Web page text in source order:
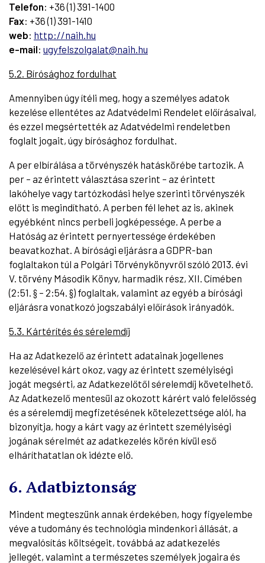
Telefon: +36 (1) 391-1400
Fax: +36 (1) 391-1410
web: http://naih.hu
e-mail: ugyfelszolgalat@naih.hu
5.2. Bírósághoz fordulhat
Amennyiben úgy ítéli meg, hogy a személyes adatok
kezelése ellentétes az Adatvédelmi Rendelet előírásaival,
és ezzel megsértették az Adatvédelmi rendeletben
foglalt jogait, úgy bírósághoz fordulhat.
A per elbírálása a törvényszék hatáskörébe tartozik. A
per – az érintett választása szerint – az érintett
lakóhelye vagy tartózkodási helye szerinti törvényszék
előtt is megindítható. A perben fél lehet az is, akinek
egyébként nincs perbeli jogképessége. A perbe a
Hatóság az érintett pernyertessége érdekében
beavatkozhat. A bírósági eljárásra a GDPR-ban
foglaltakon túl a Polgári Törvénykönyvről szóló 2013. évi
V. törvény Második Könyv, harmadik rész, XII. Címében
(2:51. § – 2:54. §) foglaltak, valamint az egyéb a bírósági
eljárásra vonatkozó jogszabályi előírások irányadók.
5.3. Kártérítés és sérelemdíj
Ha az Adatkezelő az érintett adatainak jogellenes
kezelésével kárt okoz, vagy az érintett személyiségi
jogát megsérti, az Adatkezelőtől sérelemdíj követelhető.
Az Adatkezelő mentesül az okozott kárért való felelősség
és a sérelemdíj megfizetésének kötelezettsége alól, ha
bizonyítja, hogy a kárt vagy az érintett személyiségi
jogának sérelmét az adatkezelés körén kívül eső
elháríthatatlan ok idézte elő.
6. Adatbiztonság
Mindent megteszünk annak érdekében, hogy figyelembe
véve a tudomány és technológia mindenkori állását, a
megvalósítás költségeit, továbbá az adatkezelés
jellegét, valamint a természetes személyek jogaira és